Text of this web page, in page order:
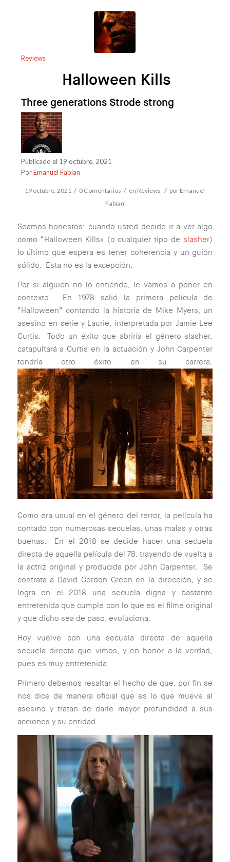
Reviews
Halloween Kills
Three generations Strode strong
Publicado el 19 octubre, 2021
PorEmanuel Fabian
19 octubre, 2021 / 0 Comentarios / en Reviews / por Emanuel
Fabian
Seamos honestos: cuando usted decide ir a ver algo
como “Halloween Kills» (o cualquier tipo deslasher)
lo último que espera es tener coherencia y un guión
sólido. Esta no es la excepción.
Por si alguien no lo entiende, le vamos a poner en
contexto. En 1978 salió la primera película de
“Halloween” contando la historia de Mike Myers, un
asesino en serie y Laurie, interpretada por Jamie Lee
Curtis. Todo un éxito que abriría el género slasher,
catapultará a Curtis en la actuación y John Carpenter
tendría otro éxito en su carrera.
Como era usual en el género del terror, la película ha
contado con numerosas secuelas, unas malas y otras
buenas. En el 2018 se decide hacer una secuela
directa de aquella película del 78, trayendo de vuelta a
la actriz original y producida por John Carpenter. Se
contrata a David Gordon Green en la dirección, y se
logra en el 2018 una secuela digna y bastante
entretenida que cumple con lo que es el filme original
y que dicho sea de paso, evoluciona.
Hoy vuelve con una secuela directa de aquella
secuela directa que vimos, y en honor a la verdad,
pues es muy entretenida.
Primero debemos resaltar el hecho de que, por fin se
nos dice de manera oficial que es lo que mueve al
asesino y tratan de darle mayor profundidad a sus
acciones y su entidad.